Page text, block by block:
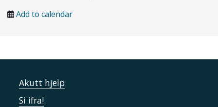
Add to calendar
Akutt hjelp
Si ifra!